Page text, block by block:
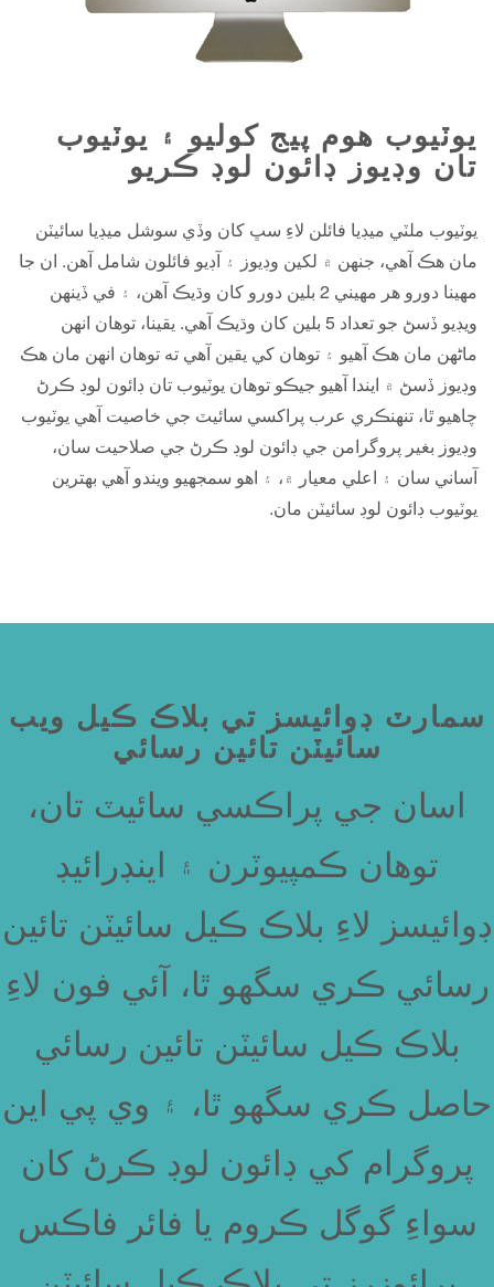
يوٽيوب هوم پيج کوليو ۽ يوٽيوب
تان وڊيوز ڊائون لوڊ ڪريو
يوٽيوب ملٽي ميڊيا فائلن لاءِ سڀ کان وڏي سوشل ميڊيا سائيٽن
مان هڪ آهي، جنهن ۾ لکين وڊيوز ۽ آڊيو فائلون شامل آهن. ان جا
مھينا دورو ھر مھيني 2 بلين دورو کان وڌيڪ آھن، ۽ في ڏينھن
ويڊيو ڏسڻ جو تعداد 5 بلين کان وڌيڪ آھي. يقينا، توهان انهن
ماڻهن مان هڪ آهيو ۽ توهان کي يقين آهي ته توهان انهن مان هڪ
وڊيوز ڏسڻ ۾ ايندا آهيو جيڪو توهان يوٽيوب تان ڊائون لوڊ ڪرڻ
چاهيو ٿا، تنهنڪري عرب پراکسي سائيٽ جي خاصيت آهي يوٽيوب
وڊيوز بغير پروگرامن جي ڊائون لوڊ ڪرڻ جي صلاحيت سان،
آساني سان ۽ اعلي معيار ۾، ۽ اهو سمجهيو ويندو آهي بهترين
يوٽيوب ڊائون لوڊ سائيٽن مان.
سمارٽ ڊوائيسز تي بلاڪ ڪيل ويب
سائيٽن تائين رسائي
اسان جي پراڪسي سائيٽ تان،
توهان ڪمپيوٽرن ۽ اينڊرائيڊ
ڊوائيسز لاءِ بلاڪ ڪيل سائيٽن تائين
رسائي ڪري سگهو ٿا، آئي فون لاءِ
بلاڪ ڪيل سائيٽن تائين رسائي
حاصل ڪري سگهو ٿا، ۽ وي پي اين
پروگرام کي ڊائون لوڊ ڪرڻ کان
سواءِ گوگل ڪروم يا فائر فاڪس